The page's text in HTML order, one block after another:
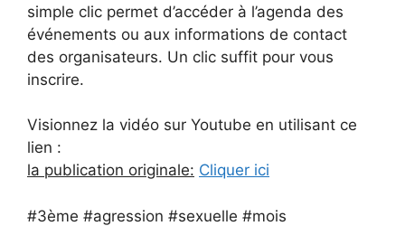
simple clic permet d’accéder à l’agenda des
événements ou aux informations de contact
des organisateurs. Un clic suffit pour vous
inscrire.
Visionnez la vidéo sur Youtube en utilisant ce
lien :
la publication originale: Cliquer ici
#3ème #agression #sexuelle #mois